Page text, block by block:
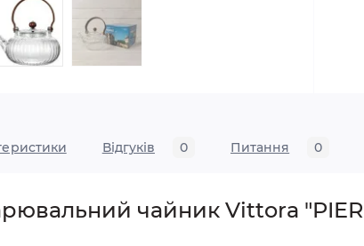
Відгуків 0 Питання 0
чайник Vittora